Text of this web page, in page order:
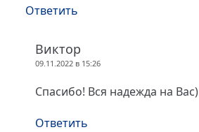
Ответить
Виктор
09.11.2022 в 15:26
Спасибо! Вся надежда на Вас)
Ответить